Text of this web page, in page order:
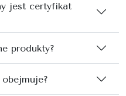
jest certyfikat
produkty?